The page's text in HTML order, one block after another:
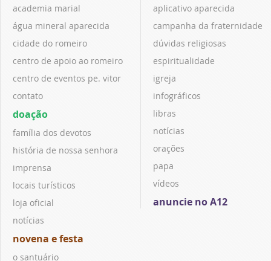
academia marial
água mineral aparecida
cidade do romeiro
centro de apoio ao romeiro
centro de eventos pe. vitor
contato
doação
família dos devotos
história de nossa senhora
imprensa
locais turísticos
loja oficial
notícias
novena e festa
o santuário
aplicativo aparecida
campanha da fraternidade
dúvidas religiosas
espiritualidade
igreja
infográficos
libras
notícias
orações
papa
vídeos
anuncie no A12